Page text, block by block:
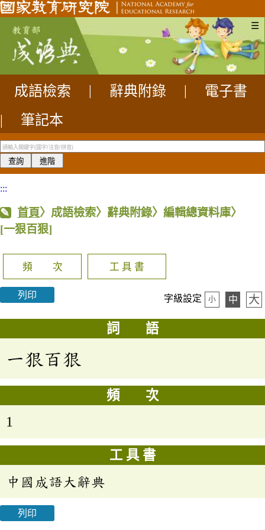
☰
成語檢索 辭典附錄
電子書
|
筆記本
:::
首頁〉成語檢索〉辭典附錄〉編輯總資料庫〉
[一狠百狠]
頻 次 工 具 書
列印 字級設定 小 中 大
詞 語
一狠百狠
頻 次
1
工 具 書
中國成語大辭典
列印